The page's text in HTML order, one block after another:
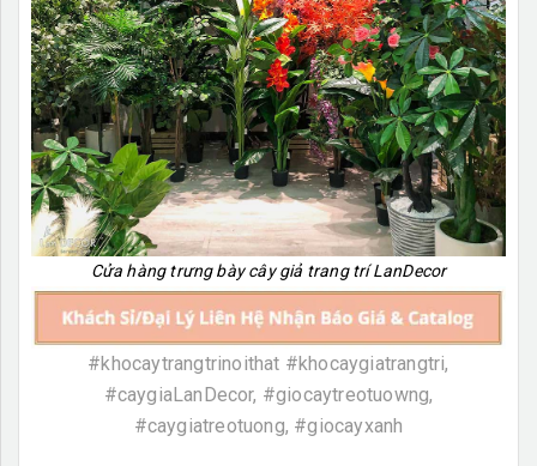
Cửa hàng trưng bày cây giả trang trí LanDecor
#khocaytrangtrinoithat #khocaygiatrangtri,
#caygiaLanDecor, #giocaytreotuowng,
#caygiatreotuong, #giocayxanh